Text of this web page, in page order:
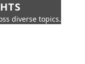
diverse topics.